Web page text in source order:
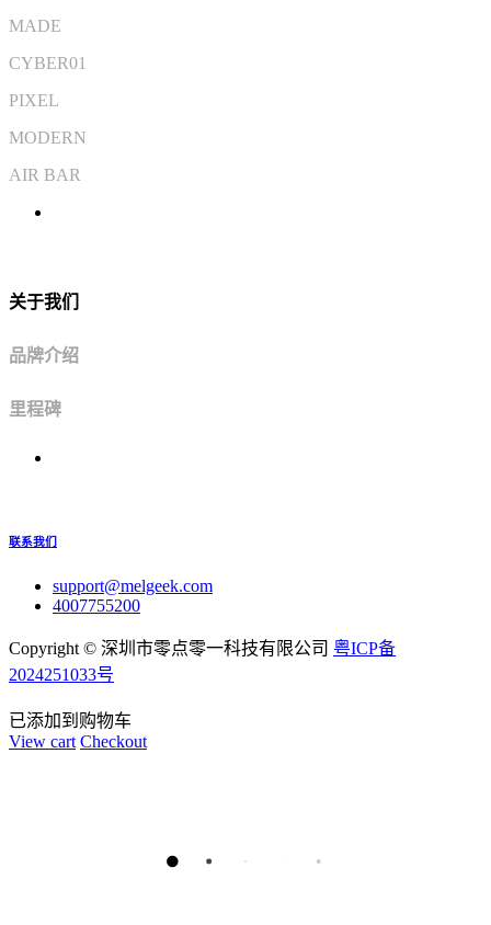
MADE
CYBER01
PIXEL
MODERN
AIR BAR
关于我们
品牌介绍
里程碑
联系我们
support@melgeek.com
4007755200
Copyright © 深圳市零点零一科技有限公司 粤ICP备
2024251033号
已添加到购物车
View cart Checkout